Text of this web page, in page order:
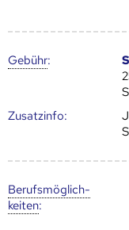
Gebühr:
Zusatz­info:
Berufs­möglich­
keiten: